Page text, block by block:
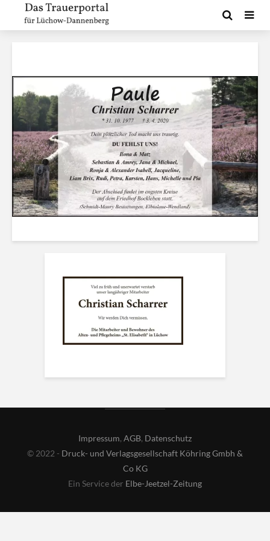
Impressum, AGB, Datenschutz
© 2022 - Druck- und Verlagsgesellschaft Köhring Gmbh &
Co KG
Ein Service der Elbe-Jeetzel-Zeitung